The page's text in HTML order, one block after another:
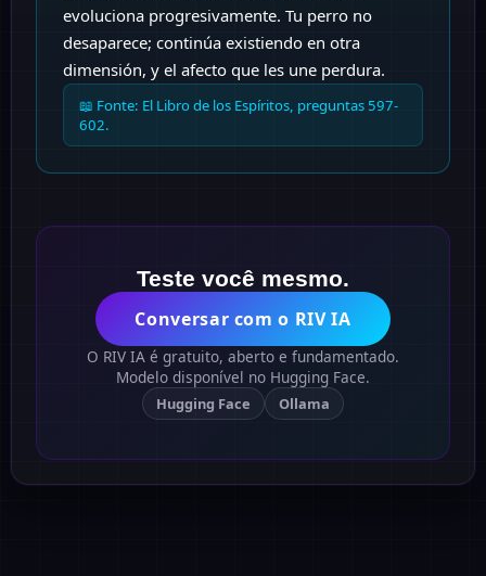
evoluciona progresivamente. Tu perro no
desaparece; continúa existiendo en otra
dimensión, y el afecto que les une perdura.
📖 Fonte: El Libro de los Espíritos, preguntas 597-
602.
Teste você mesmo.
Conversar com o RIV IA
O RIV IA é gratuito, aberto e fundamentado.
Modelo disponível no Hugging Face.
Hugging Face Ollama